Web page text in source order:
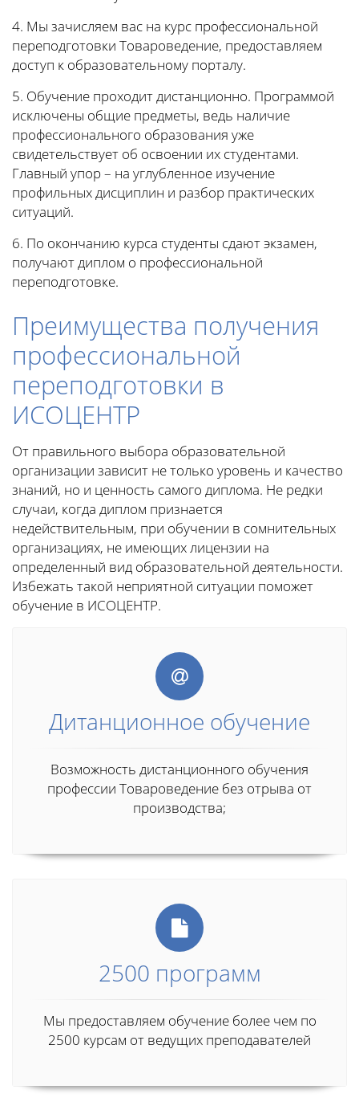
4. Мы зачисляем вас на курс профессиональной
переподготовки Товароведение, предоставляем
доступ к образовательному порталу.
5. Обучение проходит дистанционно. Программой
исключены общие предметы, ведь наличие
профессионального образования уже
свидетельствует об освоении их студентами.
Главный упор – на углубленное изучение
профильных дисциплин и разбор практических
ситуаций.
6. По окончанию курса студенты сдают экзамен,
получают диплом о профессиональной
переподготовке.
Преимущества получения
профессиональной
переподготовки в
ИСОЦЕНТР
От правильного выбора образовательной
организации зависит не только уровень и качество
знаний, но и ценность самого диплома. Не редки
случаи, когда диплом признается
недействительным, при обучении в сомнительных
организациях, не имеющих лицензии на
определенный вид образовательной деятельности.
Избежать такой неприятной ситуации поможет
обучение в ИСОЦЕНТР.
Дитанционное обучение
Возможность дистанционного обучения
профессии Товароведение без отрыва от
производства;
2500 программ
Мы предоставляем обучение более чем по
2500 курсам от ведущих преподавателей